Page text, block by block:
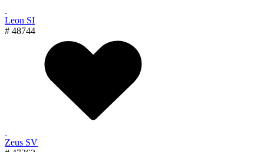
Leon SI
# 48744
Zeus SV